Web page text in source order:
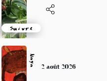
Suivre
Naya 2 août 2026